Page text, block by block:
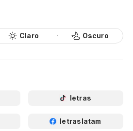
Claro Oscuro
letras
letraslatam